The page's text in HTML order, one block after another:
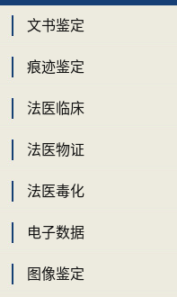
文书鉴定
痕迹鉴定
法医临床
法医物证
法医毒化
电子数据
图像鉴定